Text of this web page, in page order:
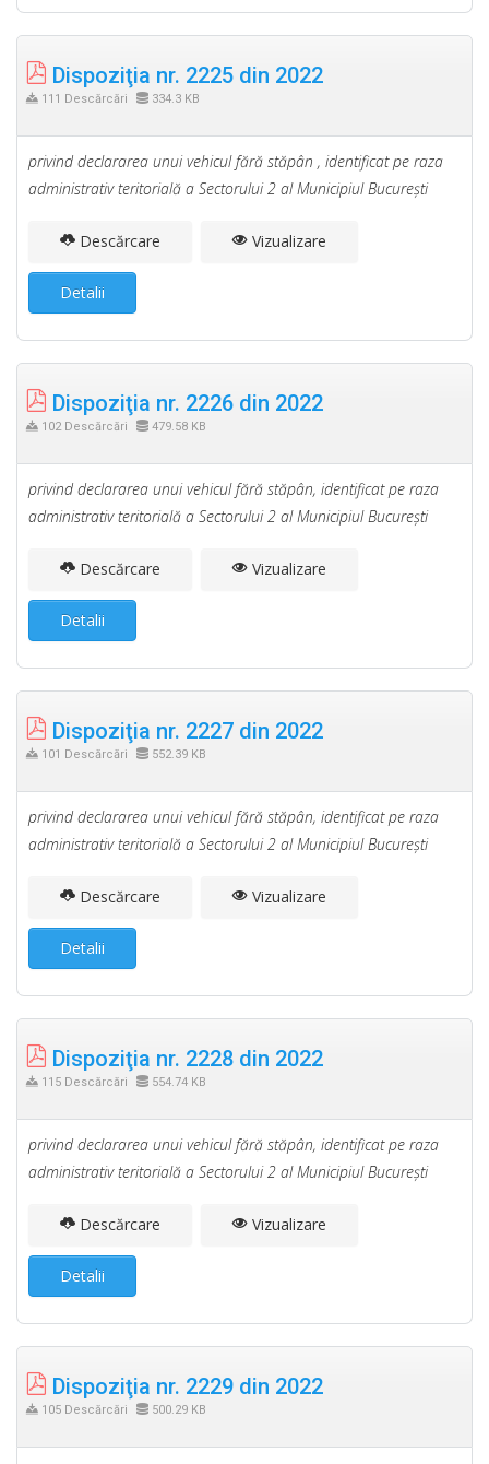
Dispoziţia nr. 2225 din 2022
111 Descărcări 334.3 KB
privind declararea unui vehicul fără stăpân , identificat pe raza
administrativ teritorială a Sectorului 2 al Municipiul Bucureşti
Descărcare Vizualizare
Detalii
Dispoziţia nr. 2226 din 2022
102 Descărcări 479.58 KB
privind declararea unui vehicul fără stăpân, identificat pe raza
administrativ teritorială a Sectorului 2 al Municipiul Bucureşti
Descărcare Vizualizare
Detalii
Dispoziţia nr. 2227 din 2022
101 Descărcări 552.39 KB
privind declararea unui vehicul fără stăpân, identificat pe raza
administrativ teritorială a Sectorului 2 al Municipiul Bucureşti
Descărcare Vizualizare
Detalii
Dispoziţia nr. 2228 din 2022
115 Descărcări 554.74 KB
privind declararea unui vehicul fără stăpân, identificat pe raza
administrativ teritorială a Sectorului 2 al Municipiul Bucureşti
Descărcare Vizualizare
Detalii
Dispoziţia nr. 2229 din 2022
105 Descărcări 500.29 KB